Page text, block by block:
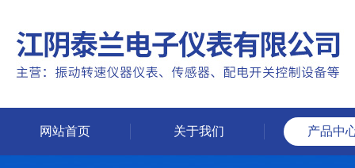
网站首页 关于我们 产品中